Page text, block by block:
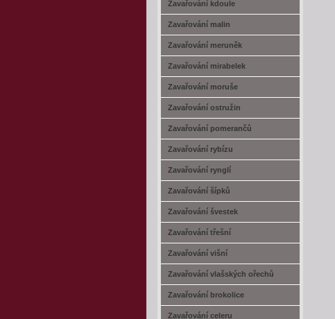
Zavařování kdoule
Zavařování malin
Zavařování meruněk
Zavařování mirabelek
Zavařování moruše
Zavařování ostružin
Zavařování pomerančů
Zavařování rybízu
Zavařování rynglí
Zavařování šípků
Zavařování švestek
Zavařování třešní
Zavařování višní
Zavařování vlašských ořechů
Zavařování brokolice
Zavařování celeru